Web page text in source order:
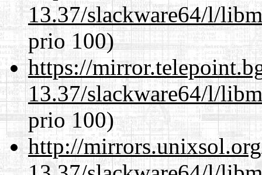
13.37/slackware64/l/
prio 100)
https://
13.37/slackware64/l/
prio 100)
http://